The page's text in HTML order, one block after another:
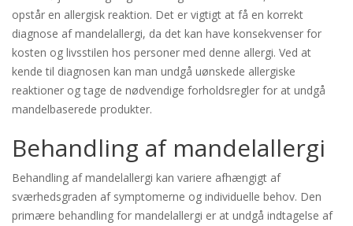
opstår en allergisk reaktion. Det er vigtigt at få en korrekt
diagnose af mandelallergi, da det kan have konsekvenser for
kosten og livsstilen hos personer med denne allergi. Ved at
kende til diagnosen kan man undgå uønskede allergiske
reaktioner og tage de nødvendige forholdsregler for at undgå
mandelbaserede produkter.
Behandling af mandelallergi
Behandling af mandelallergi kan variere afhængigt af
sværhedsgraden af symptomerne og individuelle behov. Den
primære behandling for mandelallergi er at undgå indtagelse af